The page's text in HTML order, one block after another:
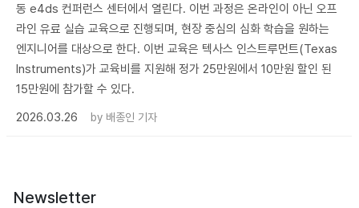
동 e4ds 컨퍼런스 센터에서 열린다. 이번 과정은 온라인이 아닌 오프
라인 유료 실습 교육으로 진행되며, 현장 중심의 심화 학습을 원하는
엔지니어를 대상으로 한다. 이번 교육은 텍사스 인스트루먼트(Texas
Instruments)가 교육비를 지원해 정가 25만원에서 10만원 할인 된
15만원에 참가할 수 있다.
2026.03.26
by 배종인 기자
Newsletter